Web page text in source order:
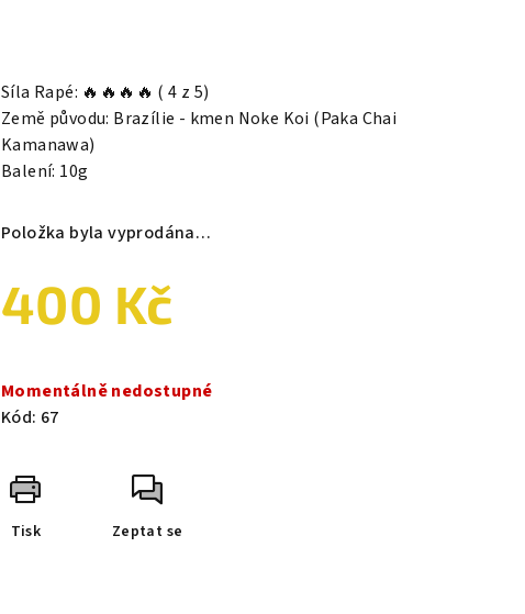
Síla Rapé: 🔥🔥🔥🔥 ( 4 z 5)
Země původu: Brazílie - kmen Noke Koi (Paka Chai
Kamanawa)
Balení: 10g
Položka byla vyprodána…
400 Kč
cena:
Momentálně nedostupné
Kód: 67
Tisk Zeptat se